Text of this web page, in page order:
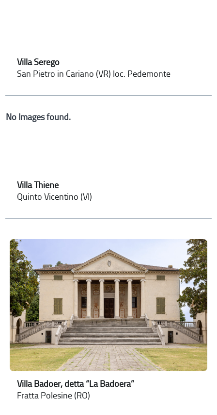
Villa Serego
San Pietro in Cariano (VR) loc. Pedemonte
No Images found.
Villa Thiene
Quinto Vicentino (VI)
Villa Badoer, detta “La Badoera”
Fratta Polesine (RO)